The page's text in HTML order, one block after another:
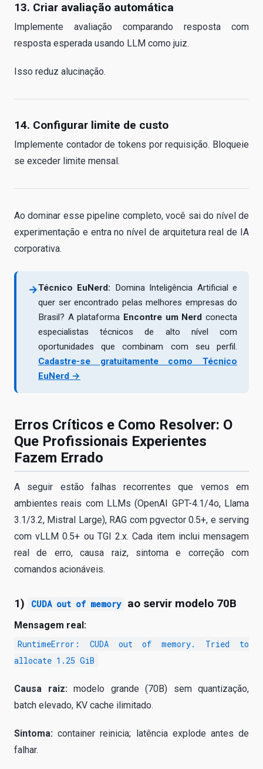
13. Criar avaliação automática
Implemente avaliação comparando resposta com
resposta esperada usando LLM como juiz.
Isso reduz alucinação.
14. Configurar limite de custo
Implemente contador de tokens por requisição. Bloqueie
se exceder limite mensal.
Ao dominar esse pipeline completo, você sai do nível de
experimentação e entra no nível de arquitetura real de IA
corporativa.
→Técnico EuNerd: Domina Inteligência Artificial e
quer ser encontrado pelas melhores empresas do
Brasil? A plataforma Encontre um Nerd conecta
especialistas técnicos de alto nível com
oportunidades que combinam com seu perfil.
Cadastre-se gratuitamente como Técnico
EuNerd →
Erros Críticos e Como Resolver: O
Que Profissionais Experientes
Fazem Errado
A seguir estão falhas recorrentes que vemos em
ambientes reais com LLMs (OpenAI GPT-4.1/4o, Llama
3.1/3.2, Mistral Large), RAG com pgvector 0.5+, e serving
com vLLM 0.5+ ou TGI 2.x. Cada item inclui mensagem
real de erro, causa raiz, sintoma e correção com
comandos acionáveis.
1) CUDA out of memory ao servir modelo 70B
Mensagem real:
RuntimeError: CUDA out of memory. Tried to
allocate 1.25 GiB
Causa raiz:modelo grande (70B) sem quantização,
batch elevado, KV cache ilimitado.
Sintoma: container reinicia; latência explode antes de
falhar.